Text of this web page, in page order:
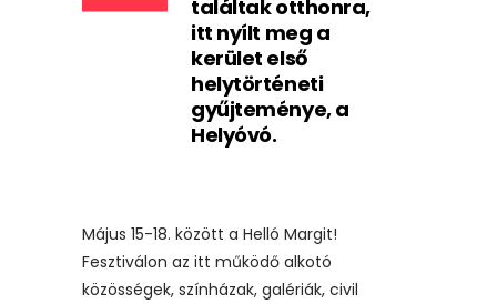
találtak otthonra,
itt nyílt meg a
kerület első
helytörténeti
gyűjteménye, a
Helyóvó.
Május 15-18. között a Helló Margit!
Fesztiválon az itt működő alkotó
közösségek, színházak, galériák, civil